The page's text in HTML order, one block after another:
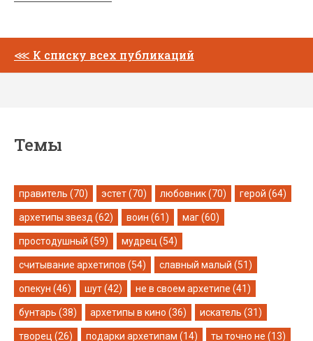
⋘ К списку всех публикаций
Темы
правитель (70) эстет (70) любовник (70) герой (64)
архетипы звезд (62) воин (61) маг (60)
простодушный (59) мудрец (54)
считывание архетипов (54) славный малый (51)
опекун (46) шут (42) не в своем архетипе (41)
бунтарь (38) архетипы в кино (36) искатель (31)
творец (26) подарки архетипам (14) ты точно не (13)